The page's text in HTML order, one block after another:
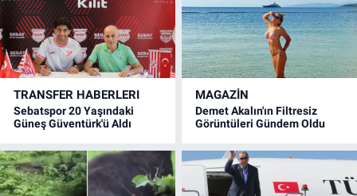
TRANSFER HABERLERI
Sebatspor 20 Yaşındaki
Güneş Güventürk'ü Aldı
MAGAZİN
Demet Akalın'ın Filtresiz
Görüntüleri Gündem Oldu